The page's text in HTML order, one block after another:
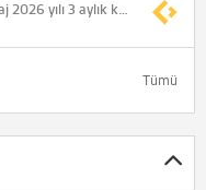
*GEDZA-Gediz Ambalaj 2026 yılı 3 aylık konsolide net dönem karı 3.424.336 TL (Önceki 2.638.727 TL)
Tümü